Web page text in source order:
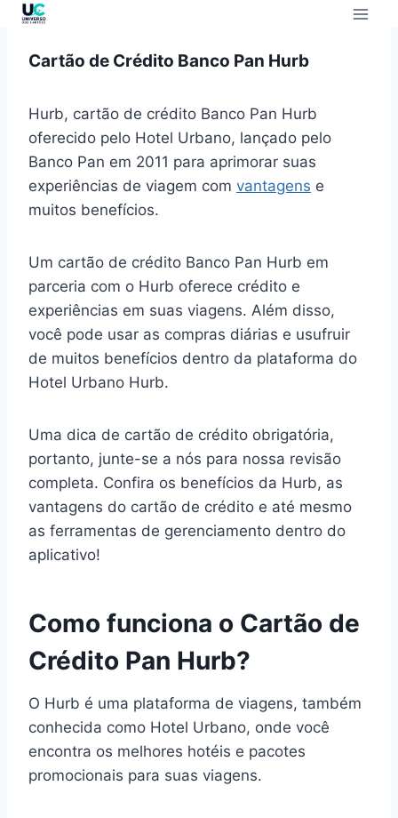
Cartão de Crédito Banco Pan Hurb
Hurb, cartão de crédito Banco Pan Hurb
oferecido pelo Hotel Urbano, lançado pelo
Banco Pan em 2011 para aprimorar suas
experiências de viagem com vantagens e
muitos benefícios.
Um cartão de crédito Banco Pan Hurb em
parceria com o Hurb oferece crédito e
experiências em suas viagens. Além disso,
você pode usar as compras diárias e usufruir
de muitos benefícios dentro da plataforma do
Hotel Urbano Hurb.
Uma dica de cartão de crédito obrigatória,
portanto, junte-se a nós para nossa revisão
completa. Confira os benefícios da Hurb, as
vantagens do cartão de crédito e até mesmo
as ferramentas de gerenciamento dentro do
aplicativo!
Como funciona o Cartão de
Crédito Pan Hurb?
O Hurb é uma plataforma de viagens, também
conhecida como Hotel Urbano, onde você
encontra os melhores hotéis e pacotes
promocionais para suas viagens.